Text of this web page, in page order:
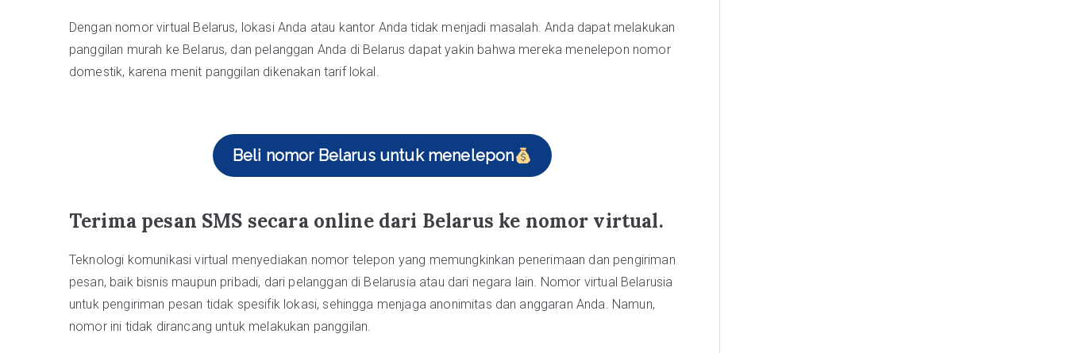
Dengan nomor virtual Belarus, lokasi Anda atau kantor Anda tidak menjadi masalah. Anda dapat melakukan
panggilan murah ke Belarus, dan pelanggan Anda di Belarus dapat yakin bahwa mereka menelepon nomor
domestik, karena menit panggilan dikenakan tarif lokal.
Beli nomor Belarus untuk menelepon
Terima pesan SMS secara online dari Belarus ke nomor virtual.
Teknologi komunikasi virtual menyediakan nomor telepon yang memungkinkan penerimaan dan pengiriman
pesan, baik bisnis maupun pribadi, dari pelanggan di Belarusia atau dari negara lain. Nomor virtual Belarusia
untuk pengiriman pesan tidak spesifik lokasi, sehingga menjaga anonimitas dan anggaran Anda. Namun,
nomor ini tidak dirancang untuk melakukan panggilan.